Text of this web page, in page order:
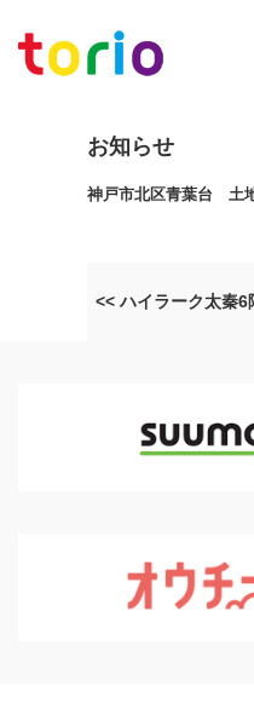
お知らせ
神戸市北区青葉台 土
<< ハイラーク太秦